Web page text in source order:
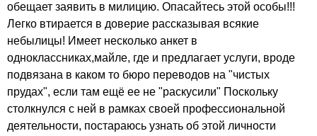
обещает заявить в милицию. Опасайтесь этой особы!!!
Легко втирается в доверие рассказывая всякие
небылицы! Имеет несколько анкет в
одноклассниках,майле, где и предлагает услуги, вроде
подвязана в каком то бюро переводов на "чистых
прудах", если там ещё ее не "раскусили" Поскольку
столкнулся с ней в рамках своей профессиональной
деятельности, постараюсь узнать об этой личности